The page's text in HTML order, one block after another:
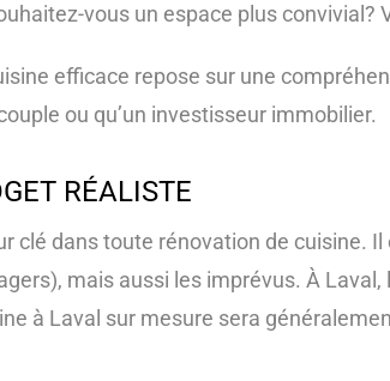
vous un espace plus convivial?
efficace repose sur une
ou qu’un investisseur immobilier.
RÉALISTE
clé dans toute rénovation de cuisine.
mais aussi les imprévus. À
à Laval sur mesure sera